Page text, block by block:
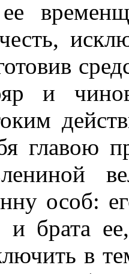
и
главою
особ:
и брата
в